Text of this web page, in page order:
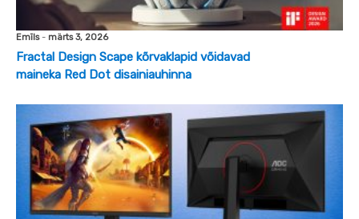
Emīls- märts 3, 2026
Fractal Design Scape kõrvaklapid võidavad
maineka Red Dot disainiauhinna